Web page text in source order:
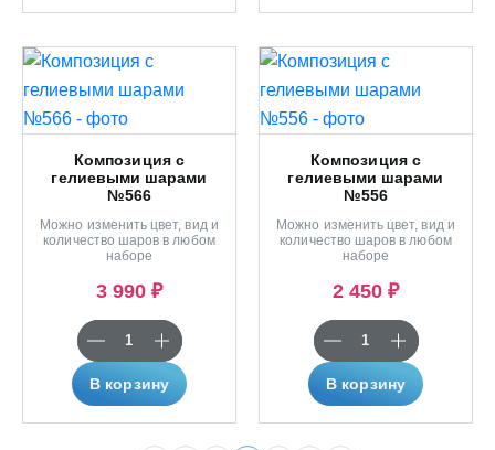
Композиция с
гелиевыми шарами
№566
Можно изменить цвет, вид и
количество шаров в любом
наборе
3 990 ₽
В корзину
Композиция с
гелиевыми шарами
№556
Можно изменить цвет, вид и
количество шаров в любом
наборе
2 450 ₽
В корзину